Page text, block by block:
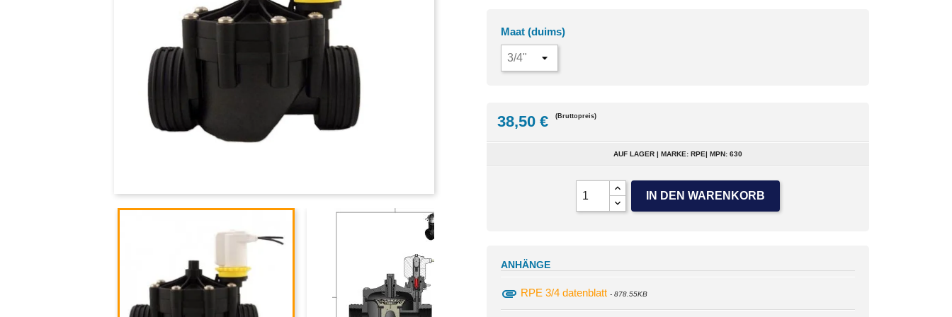
Maat (duims)
38,50 € (Bruttopreis)
AUF LAGER | MARKE: RPE| MPN: 630
IN DEN WARENKORB
ANHÄNGE
attachment RPE 3/4 datenblatt - 878.55KB